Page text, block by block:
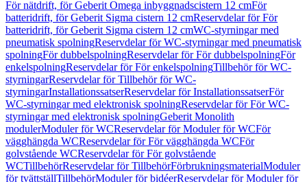
För nätdrift, för Geberit Omega inbyggnadscistern 12 cmFör
batteridrift, för Geberit Sigma cistern 12 cmReservdelar för För
batteridrift, för Geberit Sigma cistern 12 cmWC-styrningar med
pneumatisk spolningReservdelar för WC-styrningar med pneumatisk
spolningFör dubbelspolningReservdelar för För dubbelspolningFör
enkelspolningReservdelar för För enkelspolningTillbehör för WC-
styrningarReservdelar för Tillbehör för WC-
styrningarInstallationssatserReservdelar för InstallationssatserFör
WC-styrningar med elektronisk spolningReservdelar för För WC-
styrningar med elektronisk spolningGeberit Monolith
modulerModuler för WCReservdelar för Moduler för WCFör
vägghängda WCReservdelar för För vägghängda WCFör
golvstående WCReservdelar för För golvstående
WCTillbehörReservdelar för TillbehörFörbrukningsmaterialModuler
för tvättställTillbehörModuler för bidéerReservdelar för Moduler för